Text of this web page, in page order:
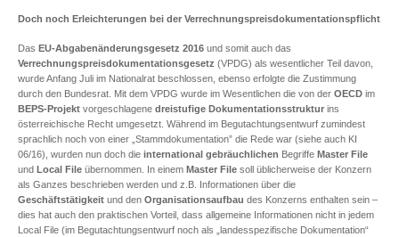
Doch noch Erleichterungen bei der Verrechnungspreisdokumentationspflicht
Das EU-Abgabenänderungsgesetz 2016 und somit auch das
Verrechnungspreisdokumentationsgesetz (VPDG) als wesentlicher Teil davon,
wurde Anfang Juli im Nationalrat beschlossen, ebenso erfolgte die Zustimmung
durch den Bundesrat. Mit dem VPDG wurde im Wesentlichen die von der OECD im
BEPS-Projekt vorgeschlagene dreistufige Dokumentationsstruktur ins
österreichische Recht umgesetzt. Während im Begutachtungsentwurf zumindest
sprachlich noch von einer „Stammdokumentation” die Rede war (siehe auch KI
06/16), wurden nun doch die international gebräuchlichen Begriffe Master File
und Local File übernommen. In einem Master File soll üblicherweise der Konzern
als Ganzes beschrieben werden und z.B. Informationen über die
Geschäftstätigkeit und den Organisationsaufbau des Konzerns enthalten sein –
dies hat auch den praktischen Vorteil, dass allgemeine Informationen nicht in jedem
Local File (im Begutachtungsentwurf noch als „landesspezifische Dokumentation“